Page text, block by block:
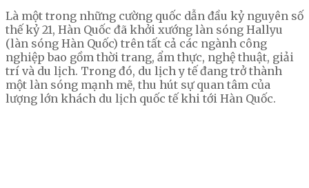
Là một trong những cường quốc dẫn đầu kỷ nguyên số
thế kỷ 21, Hàn Quốc đã khởi xướng làn sóng Hallyu
(làn sóng Hàn Quốc) trên tất cả các ngành công
nghiệp bao gồm thời trang, ẩm thực, nghệ thuật, giải
trí và du lịch. Trong đó, du lịch y tế đang trở thành
một làn sóng mạnh mẽ, thu hút sự quan tâm của
lượng lớn khách du lịch quốc tế khi tới Hàn Quốc.